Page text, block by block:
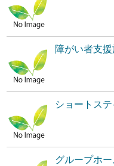
障がい者支
ショートス
グループホ